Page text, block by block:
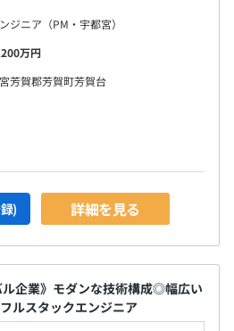
ジニア（PM・宇都宮）
万円
芳賀郡芳賀町芳賀台
) 詳細を見る
ル企業》モダンな技術構成◎幅広い
ルスタックエンジニア